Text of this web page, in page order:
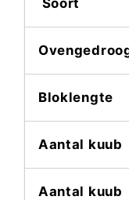
Bloklengte
Aantal kuub
Aantal kuub